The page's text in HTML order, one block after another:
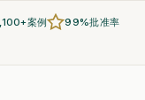
案例
99%批准率